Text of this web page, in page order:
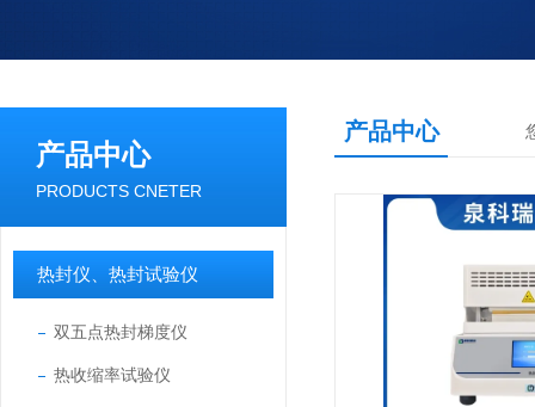
产品中心
PRODUCTS CNETER
热封仪、热封试验仪
双五点热封梯度仪
热收缩率试验仪
产品中心